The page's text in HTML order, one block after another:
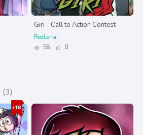
Giri - Call to Action Contest
RedLenai
58
0
(3)